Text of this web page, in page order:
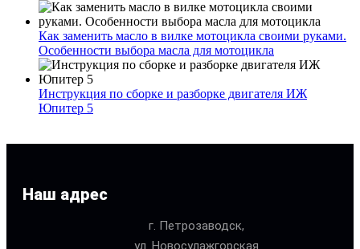
Как заменить масло в вилке мотоцикла своими руками.
Особенности выбора масла для мотоцикла
Инструкция по сборке и разборке двигателя ИЖ
Юпитер 5
Наш адрес
г. Петрозаводск,
ул. Новосулажгорская